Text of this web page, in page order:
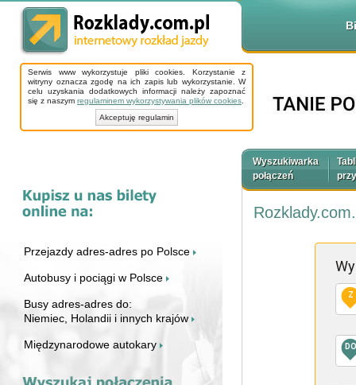
Serwis www wykorzystuje pliki cookies. Korzystanie z
witryny oznacza zgodę na ich zapis lub wykorzystanie. W
celu uzyskania dodatkowych informacji należy zapoznać
się z naszym regulaminem wykorzystywania plików cookies
Akceptuję regulamin
Przejazdy adres-adres po Polsce
Autobusy i pociągi w Polsce
Busy adres-adres do:
Niemiec, Holandii i innych krajów
Międzynarodowe autokary
Wyszukiwarka
połączeń
Z
DO